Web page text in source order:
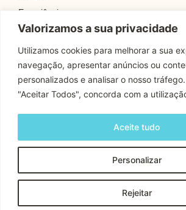
Valorizamos a sua privacidade
Utilizamos cookies para melhorar a sua
navegação, apresentar anúncios ou
personalizados e analisar o nosso
"Aceitar Todos", concorda com a
Personalizar
Rejeitar
Aceite tudo
Experiências
Explore
Rotas
Contactos
Apoio Cliente
Reservados.